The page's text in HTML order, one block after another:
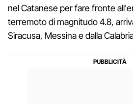
nel Catanese per fare fronte
terremoto di magnitudo 4.8,
Siracusa, Messina e dalla